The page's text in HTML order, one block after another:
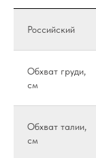
Российский
Обхват груди,
см
Обхват талии,
см